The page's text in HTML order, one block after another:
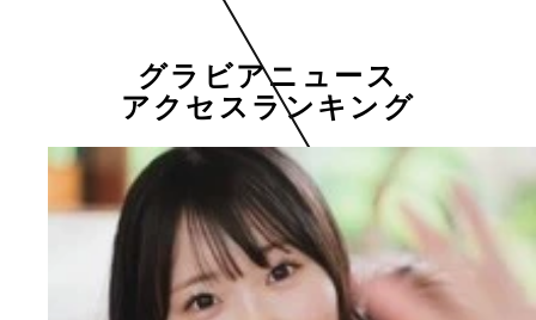
グラビアニュース
アクセスランキング